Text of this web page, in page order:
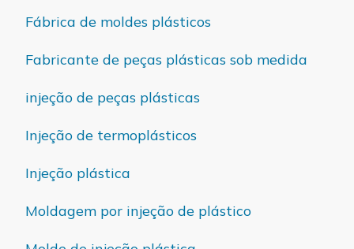
Fábrica de moldes plásticos
Fabricante de peças plásticas sob medida
injeção de peças plásticas
Injeção de termoplásticos
Injeção plástica
Moldagem por injeção de plástico